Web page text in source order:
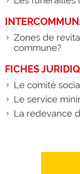
Zones de
commune?
FICHES
Le comité
Le service
La redevance